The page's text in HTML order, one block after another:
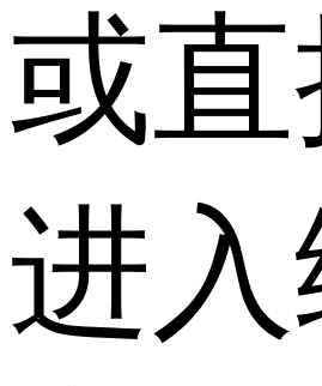
或
进